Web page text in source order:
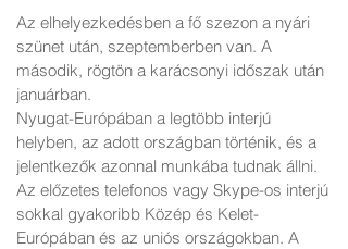
Az elhelyezkedésben a fő szezon a nyári
szünet után, szeptemberben van. A
második, rögtön a karácsonyi időszak után
januárban.
Nyugat-Európában a legtöbb interjú
helyben, az adott országban történik, és a
jelentkezők azonnal munkába tudnak állni.
Az előzetes telefonos vagy Skype-os interjú
sokkal gyakoribb Közép és Kelet-
Európában és az uniós országokban. A